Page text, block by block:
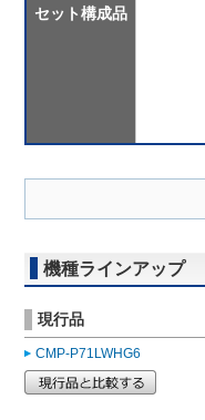
セット構成品
機種ラインアップ
現行品
CMP-P71LWHG6